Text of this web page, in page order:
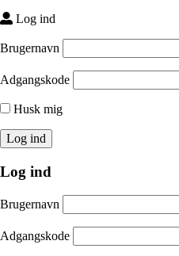
Log ind
Brugernavn
Adgangskode
Husk mig
Log ind
Brugernavn
Adgangskode